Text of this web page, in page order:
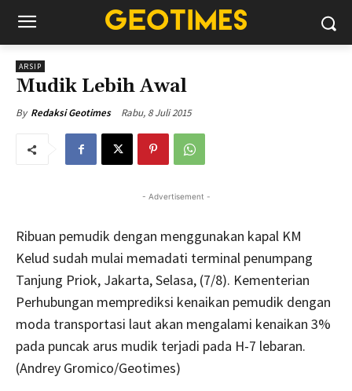
ARSIP
Mudik Lebih Awal
By Redaksi Geotimes Rabu, 8 Juli 2015
- Advertisement -
Ribuan pemudik dengan menggunakan kapal KM
Kelud sudah mulai memadati terminal penumpang
Tanjung Priok, Jakarta, Selasa, (7/8). Kementerian
Perhubungan memprediksi kenaikan pemudik dengan
moda transportasi laut akan mengalami kenaikan 3%
pada puncak arus mudik terjadi pada H-7 lebaran.
(Andrey Gromico/Geotimes)